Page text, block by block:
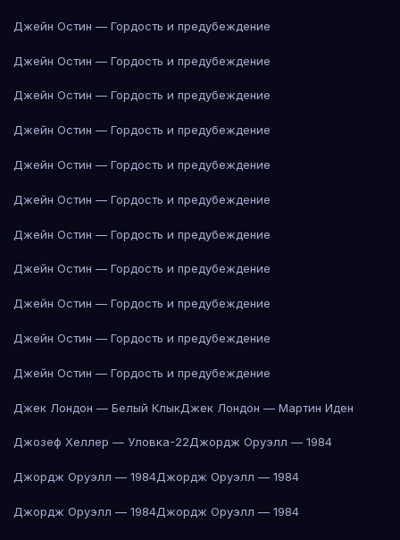
Джейн Остин — Гордость и предубеждение
Джейн Остин — Гордость и предубеждение
Джейн Остин — Гордость и предубеждение
Джейн Остин — Гордость и предубеждение
Джейн Остин — Гордость и предубеждение
Джейн Остин — Гордость и предубеждение
Джейн Остин — Гордость и предубеждение
Джейн Остин — Гордость и предубеждение
Джейн Остин — Гордость и предубеждение
Джейн Остин — Гордость и предубеждение
Джейн Остин — Гордость и предубеждение
Джек Лондон — Белый КлыкДжек Лондон — Мартин Иден
Джозеф Хеллер — Уловка-22Джордж Оруэлл — 1984
Джордж Оруэлл — 1984Джордж Оруэлл — 1984
Джордж Оруэлл — 1984Джордж Оруэлл — 1984